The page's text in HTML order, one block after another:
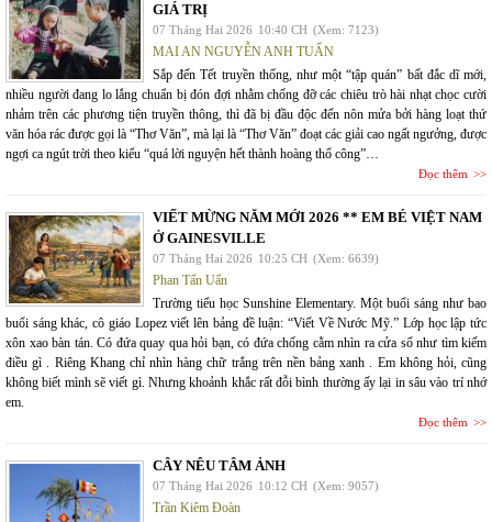
GIÁ TRỊ
07 Tháng Hai 2026 10:40 CH (Xem: 7123)
MAI AN NGUYỄN ANH TUẤN
Sắp đến Tết truyền thống, như một “tập quán” bất đắc dĩ mới,
nhiều người đang lo lắng chuẩn bị đón đợi nhằm chống đỡ các chiêu trò hài nhạt chọc cười
nhảm trên các phương tiện truyền thông, thì đã bị đầu độc đến nôn mửa bởi hàng loạt thứ
văn hóa rác được gọi là “Thơ Văn”, mà lại là “Thơ Văn” đoạt các giải cao ngất ngưởng, được
ngợi ca ngút trời theo kiểu “quá lời nguyện hết thành hoàng thổ công”…
Đọc thêm
VIẾT MỪNG NĂM MỚI 2026 ** EM BÉ VIỆT NAM
Ở GAINESVILLE
07 Tháng Hai 2026 10:25 CH (Xem: 6639)
Phan Tấn Uẩn
Trường tiểu học Sunshine Elementary. Một buổi sáng như bao
buổi sáng khác, cô giáo Lopez viết lên bảng đề luận: “Viết Về Nước Mỹ.” Lớp học lập tức
xôn xao bàn tán. Có đứa quay qua hỏi bạn, có đứa chống cằm nhìn ra cửa sổ như tìm kiếm
điều gì . Riêng Khang chỉ nhìn hàng chữ trắng trên nền bảng xanh . Em không hỏi, cũng
không biết mình sẽ viết gì. Nhưng khoảnh khắc rất đỗi bình thường ấy lại in sâu vào trí nhớ
em.
Đọc thêm
CÂY NÊU TÂM ẢNH
07 Tháng Hai 2026 10:12 CH (Xem: 9057)
Trần Kiêm Đoàn